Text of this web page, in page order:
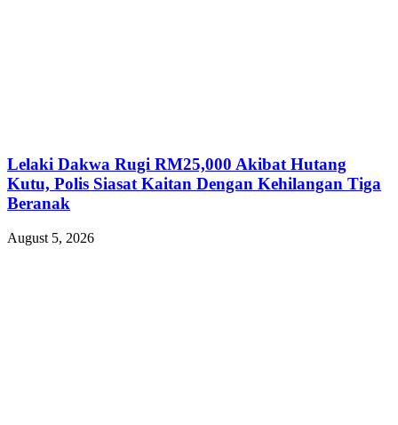
Lelaki Dakwa Rugi RM25,000 Akibat Hutang
Kutu, Polis Siasat Kaitan Dengan Kehilangan Tiga
Beranak
August 5, 2026